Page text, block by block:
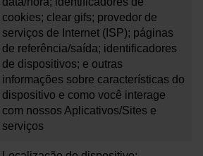
cookies; clear gifs; provedor de
serviços de Internet (ISP); páginas
de referência/saída; identificadores
de dispositivos; e outras
informações sobre características do
dispositivo e como você interage
com nossos Aplicativos/Sites e
serviços